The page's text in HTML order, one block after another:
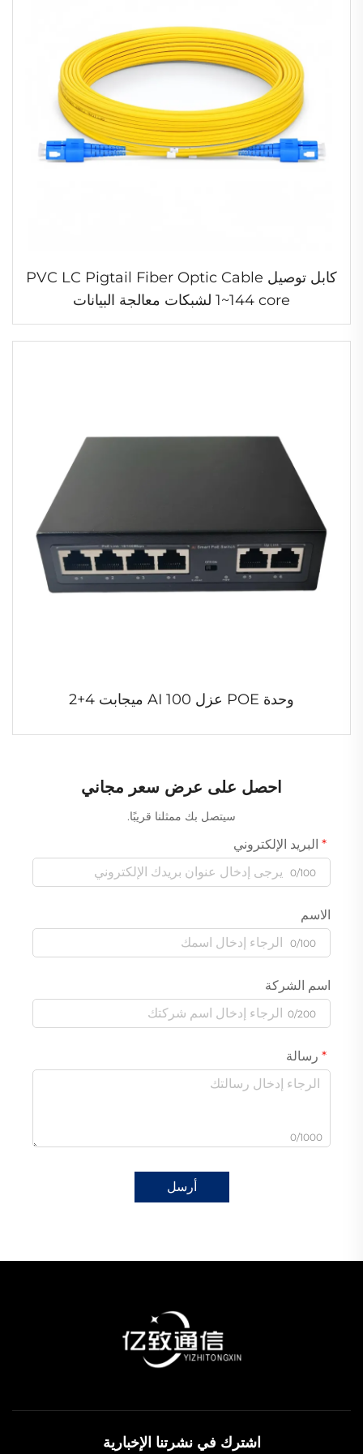
كابل توصيل PVC LC Pigtail Fiber Optic Cable
1~144 core لشبكات معالجة البيانات
وحدة POE عزل AI 100 ميجابت 4+2
احصل على عرض سعر مجاني
سيتصل بك ممثلنا قريبًا.
البريد الإلكتروني
0/100
الاسم
0/100
اسم الشركة
0/200
رسالة
0/1000
أرسل
اشترك في نشرتنا الإخبارية